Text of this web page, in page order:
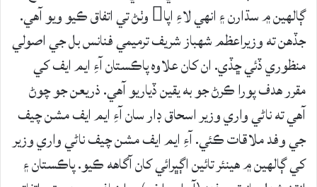
ڳالهين ۾ سڌارن ۽ انهي لاءِ اپا وٺڻ تي اتفاق ڪيو ويو آهي.
جڏهن ته وزيراعظم شهباز شريف ترميمي فنانس بل جي اصولي
منظوري ڏئي ڇڏي. ان کان علاوه پاڪستان آءِ ايم ايف کي
مقرر هدف پورا ڪرڻ جو به يقين ڏياريو آهي. ذريعن جو چوڻ
آهي ته ناڻي واري وزير اسحاق ڊار سان آءِ ايم ايف مشن چيف
جي وفد ملاقات ڪئي. آءِ ايم ايف مشن چيف ناڻي واري وزير
کي ڳالهين ۾ هينئر تائين اڳڀرائي کان آگاهه ڪيو. پاڪستان ۽